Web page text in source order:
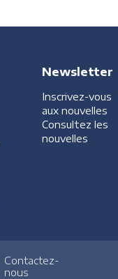
Newsletter
Inscrivez-vous
aux nouvelles
Consultez les
nouvelles
Contactez-
nous